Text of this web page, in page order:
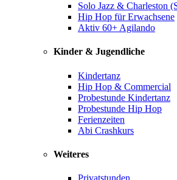
Solo Jazz & Charleston
Hip Hop für Erwachsene
Aktiv 60+ Agilando
Kinder & Jugendliche
Kindertanz
Hip Hop & Commercial
Probestunde Kindertanz
Probestunde Hip Hop
Ferienzeiten
Abi Crashkurs
Weiteres